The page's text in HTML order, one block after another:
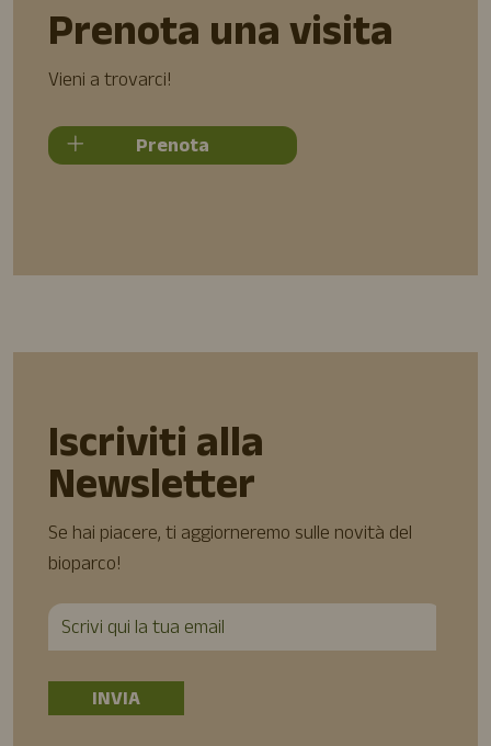
Prenota una visita
Vieni a trovarci!
Prenota
Iscriviti alla
Newsletter
Se hai piacere, ti aggiorneremo sulle novità del
bioparco!